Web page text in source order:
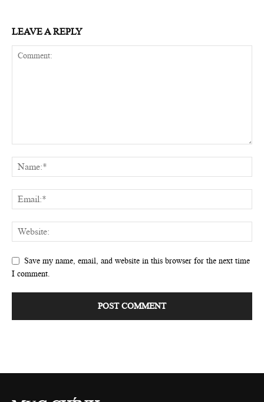
LEAVE A REPLY
Save my name, email, and website in this browser for the next time
I comment.